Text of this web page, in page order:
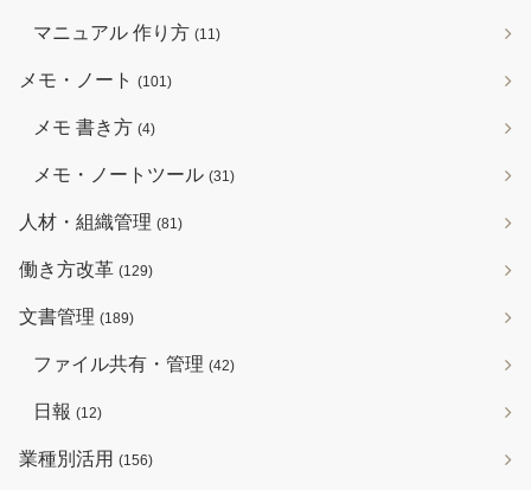
マニュアル 作り方 (11)
メモ・ノート (101)
メモ 書き方 (4)
メモ・ノートツール (31)
人材・組織管理 (81)
働き方改革 (129)
文書管理 (189)
ファイル共有・管理 (42)
日報 (12)
業種別活用 (156)